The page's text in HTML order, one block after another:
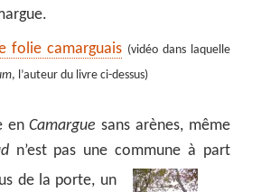
folie camarguais (vidéo dans laquelle
, l’auteur du livre ci-dessus)
enCamargue sans arènes, même
n’est pas une commune à part
de la porte, un